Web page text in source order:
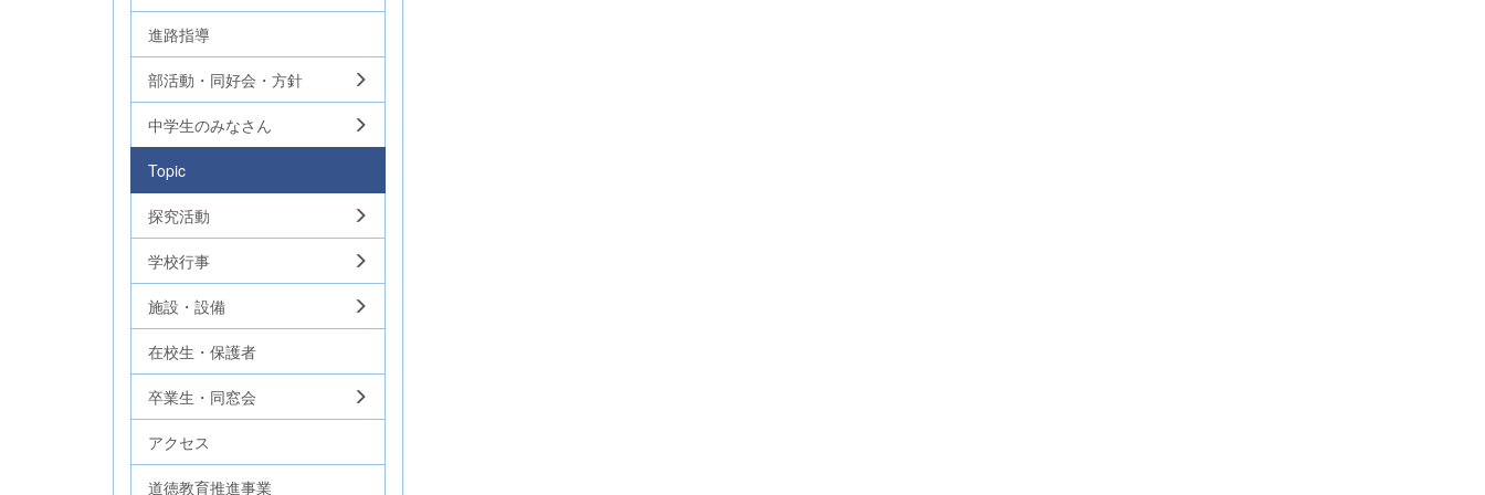
進路指導
部活動・同好会・方針
中学生のみなさん
Topic
探究活動
学校行事
施設・設備
在校生・保護者
卒業生・同窓会
アクセス
道徳教育推進事業